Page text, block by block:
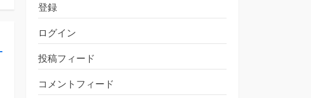
登録
ログイン
投稿フィード
コメントフィード